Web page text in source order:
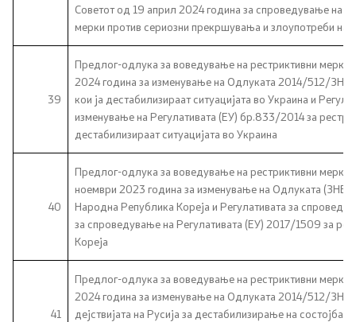
Советот од 19 април 2024 година за спроведување на
мерки против сериозни прекршувања и злоупотреби на
39
Предлог-одлука за воведување на рестриктивни
2024 година за изменување на Одлуката 2014/512/ЗНБП
кои ја дестабилизираат ситуацијата во Украина и
изменување на Регулативата (ЕУ) бр.833/2014 за
дестабилизираат ситуацијата во Украина
40
Предлог-одлука за воведување на рестриктивни
ноември 2023 година за изменување на Одлуката
Народна Република Кореја и Регулативата за
за спроведување на Регулативата (ЕУ) 2017/1509 за
Кореја
41
Предлог-одлука за воведување на рестриктивни
2024 година за изменување на Одлуката 2014/512/
дејствијата на Русија за дестабилизирање на